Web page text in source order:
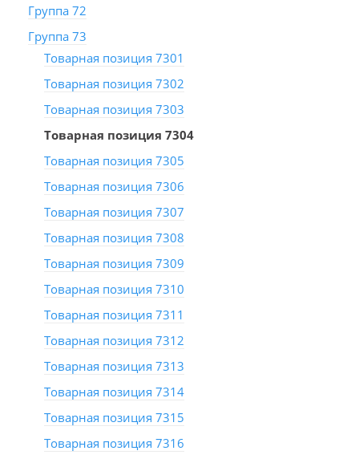
Группа 72
Группа 73
Товарная позиция 7301
Товарная позиция 7302
Товарная позиция 7303
Товарная позиция 7304
Товарная позиция 7305
Товарная позиция 7306
Товарная позиция 7307
Товарная позиция 7308
Товарная позиция 7309
Товарная позиция 7310
Товарная позиция 7311
Товарная позиция 7312
Товарная позиция 7313
Товарная позиция 7314
Товарная позиция 7315
Товарная позиция 7316